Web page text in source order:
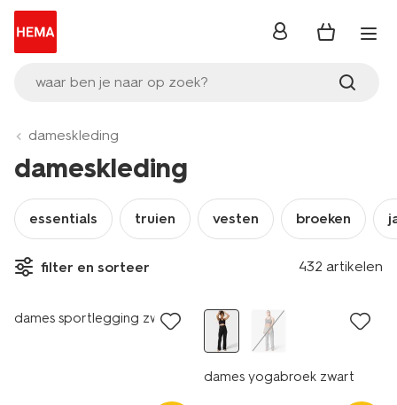
waar ben je naar op zoek?
inloggen
dameskleding
dameskleding
essentials truien vesten broeken
filter en sorteer 432 artikelen
dames sportlegging zwart
dames yogabroek zwart